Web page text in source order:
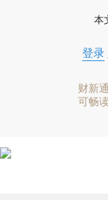
本
登录
财新
可畅